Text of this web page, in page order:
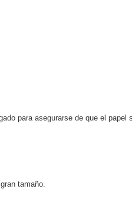
para asegurarse de que el papel
tamaño.